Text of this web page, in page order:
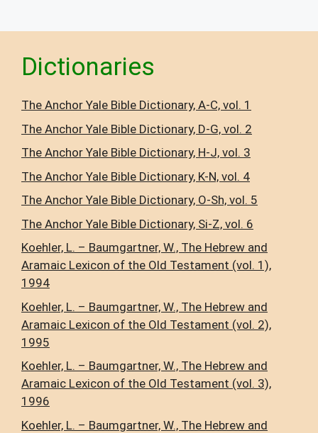
Dictionaries
The Anchor Yale Bible Dictionary, A-C, vol. 1
The Anchor Yale Bible Dictionary, D-G, vol. 2
The Anchor Yale Bible Dictionary, H-J, vol. 3
The Anchor Yale Bible Dictionary, K-N, vol. 4
The Anchor Yale Bible Dictionary, O-Sh, vol. 5
The Anchor Yale Bible Dictionary, Si-Z, vol. 6
Koehler, L. – Baumgartner, W., The Hebrew and
Aramaic Lexicon of the Old Testament (vol. 1),
1994
Koehler, L. – Baumgartner, W., The Hebrew and
Aramaic Lexicon of the Old Testament (vol. 2),
1995
Koehler, L. – Baumgartner, W., The Hebrew and
Aramaic Lexicon of the Old Testament (vol. 3),
1996
Koehler, L. – Baumgartner, W., The Hebrew and